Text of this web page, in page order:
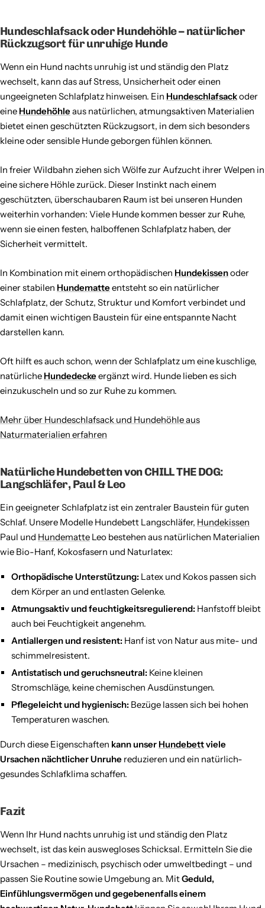
Hundeschlafsack oder Hundehöhle – natürlicher
Rückzugsort für unruhige Hunde
Wenn ein Hund nachts unruhig ist und ständig den Platz
wechselt, kann das auf Stress, Unsicherheit oder einen
ungeeigneten Schlafplatz hinweisen. Ein Hundeschlafsackoder
eine Hundehöhleaus natürlichen, atmungsaktiven Materialien
bietet einen geschützten Rückzugsort, in dem sich besonders
kleine oder sensible Hunde geborgen fühlen können.
In freier Wildbahn ziehen sich Wölfe zur Aufzucht ihrer Welpen in
eine sichere Höhle zurück. Dieser Instinkt nach einem
geschützten, überschaubaren Raum ist bei unseren Hunden
weiterhin vorhanden: Viele Hunde kommen besser zur Ruhe,
wenn sie einen festen, halboffenen Schlafplatz haben, der
Sicherheit vermittelt.
In Kombination mit einem orthopädischen Hundekissenoder
einer stabilen Hundematteentsteht so ein natürlicher
Schlafplatz, der Schutz, Struktur und Komfort verbindet und
damit einen wichtigen Baustein für eine entspannte Nacht
darstellen kann.
Oft hilft es auch schon, wenn der Schlafplatz um eine kuschlige,
natürliche Hundedeckeergänzt wird. Hunde lieben es sich
einzukuscheln und so zur Ruhe zu kommen.
Mehr über Hundeschlafsack und Hundehöhle aus
Naturmaterialien erfahren
Natürliche Hundebetten von CHILL THE DOG:
Langschläfer, Paul & Leo
Ein geeigneter Schlafplatz ist ein zentraler Baustein für guten
Schlaf. Unsere Modelle Hundebett Langschläfer, Hundekissen
Paul und Hundematte Leo bestehen aus natürlichen Materialien
wie Bio-Hanf, Kokosfasern und Naturlatex:
Orthopädische Unterstützung:Latex und Kokos passen sich
dem Körper an und entlasten Gelenke.
Atmungsaktiv und feuchtigkeitsregulierend:Hanfstoff bleibt
auch bei Feuchtigkeit angenehm.
Antiallergen und resistent:Hanf ist von Natur aus mite- und
schimmelresistent.
Antistatisch und geruchsneutral:Keine kleinen
Stromschläge, keine chemischen Ausdünstungen.
Pflegeleicht und hygienisch:Bezüge lassen sich bei hohen
Temperaturen waschen.
Durch diese Eigenschaften kann unser Hundebettviele
Ursachen nächtlicher Unruhe reduzieren und ein natürlich-
gesundes Schlafklima schaffen.
Fazit
Wenn Ihr Hund nachts unruhig ist und ständig den Platz
wechselt, ist das kein auswegloses Schicksal. Ermitteln Sie die
Ursachen – medizinisch, psychisch oder umweltbedingt – und
passen Sie Routine sowie Umgebung an. MitGeduld,
Einfühlungsvermögen und gegebenenfalls einem